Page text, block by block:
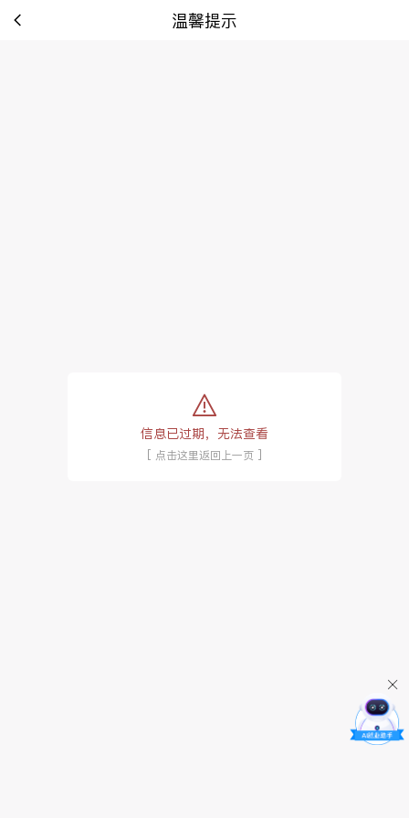
温馨提示
tip:
信息已过期，无法查看
[ 点击这里返回上一页 ]